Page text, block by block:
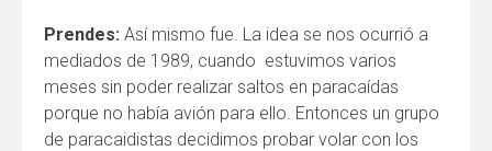
Prendes: Así mismo fue. La idea se nos ocurrió a
mediados de 1989, cuando estuvimos varios
meses sin poder realizar saltos en paracaídas
porque no había avión para ello. Entonces un grupo
de paracaidistas decidimos probar volar con los